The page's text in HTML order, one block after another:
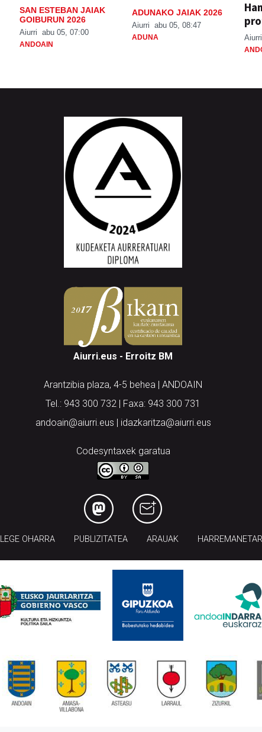
SAN ESTEBAN JAIAK
GOIBURUN 2026
Aiurri abu 05, 07:00
ANDOAIN
ADUNAKO JAIAK 2026
Aiurri abu 05, 08:47
ADUNA Aiurri
Aiurri.eus - Erroitz BM
Arantzibia plaza, 4-5 behea | ANDOAIN
Tel.: 943 300 732 | Faxa: 943 300 731
andoain@aiurri.eus | idazkaritza@aiurri.eus
Codesyntaxek garatua
LEGE OHARRA PUBLIZITATEA ARAUAK